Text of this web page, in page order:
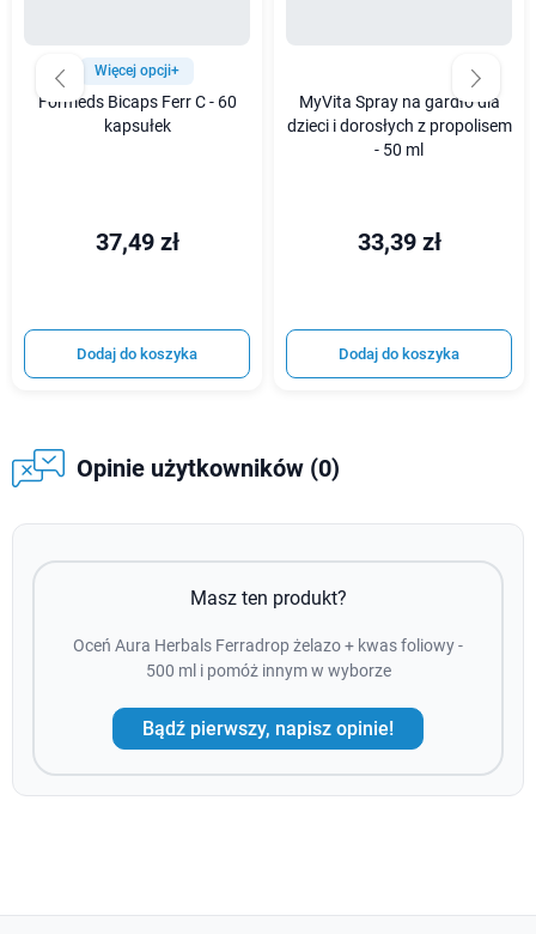
Więcej opcji+
Formeds Bicaps Ferr C - 60
kapsułek
37,49 zł
Dodaj do koszyka
MyVita Spray na gardło dla
dzieci i dorosłych z propolisem
- 50 ml
33,39 zł
Dodaj do koszyka
Opinie użytkowników (0)
Masz ten produkt?
Oceń Aura Herbals Ferradrop żelazo + kwas foliowy -
500 ml i pomóż innym w wyborze
Bądź pierwszy, napisz opinie!